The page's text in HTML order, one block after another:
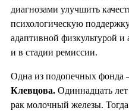
диагнозами улучшить
психологическую
адаптивной физкультурой и
и в стадии ремиссии.
Одна из подопечных
Клевцова. Одиннадцать
рак молочный железы.